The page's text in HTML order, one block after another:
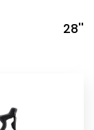
28''